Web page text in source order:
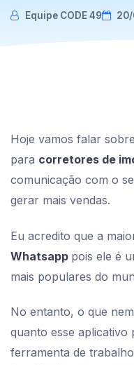
Equipe CODE 49
Hoje vamos falar
para corretores de
comunicação com o
gerar mais vendas.
Eu acredito que a
Whatsapp pois ele é
mais populares do
No entanto, o que
quanto esse aplicativo
ferramenta de